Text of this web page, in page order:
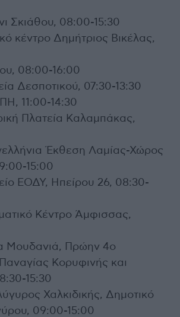
Σκιάθου, 08:00-15:30
κέντρο Δημήτριος Βικέλας,
08:00-16:00
Δεσποτικού, 07:30-13:30
11:00-14:30
Πλατεία Καλαμπάκας,
Έκθεση Λαμίας-Χώρος
15:00
ΕΟΔΥ, Ηπείρου 26, 08:30-
Κέντρο Άμφισσας,
Μουδανιά, Πρώην 4ο
Κορυφινής και
15:30
Χαλκιδικής, Δημοτικό
09:00-15:00